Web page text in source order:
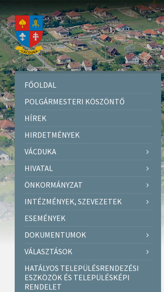
FŐOLDAL
POLGÁRMESTERI KÖSZÖNTŐ
HÍREK
HIRDETMÉNYEK
VÁCDUKA
HIVATAL
ÖNKORMÁNYZAT
INTÉZMÉNYEK, SZEVEZETEK
ESEMÉNYEK
DOKUMENTUMOK
VÁLASZTÁSOK
HATÁLYOS TELEPÜLÉSRENDEZÉSI
ESZKÖZÖK ÉS TELEPÜLÉSKÉPI
RENDELET